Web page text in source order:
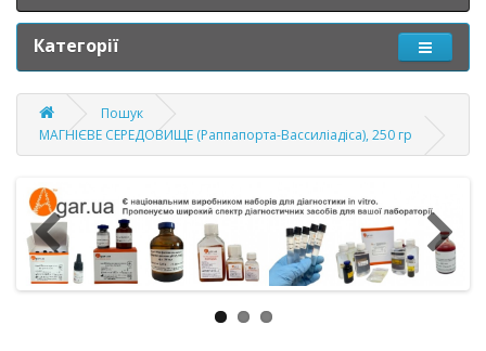
Категорії
Пошук
МАГНІЄВЕ СЕРЕДОВИЩЕ (Раппапорта-Вассиліадіса), 250 гр